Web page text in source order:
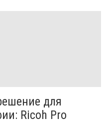
для
Ricoh Pro